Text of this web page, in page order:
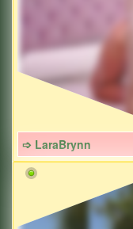
➩ LaraBrynn